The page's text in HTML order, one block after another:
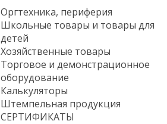
Оргтехника, периферия
Школьные товары и товары для
детей
Хозяйственные товары
Торговое и демонстрационное
оборудование
Калькуляторы
Штемпельная продукция
СЕРТИФИКАТЫ